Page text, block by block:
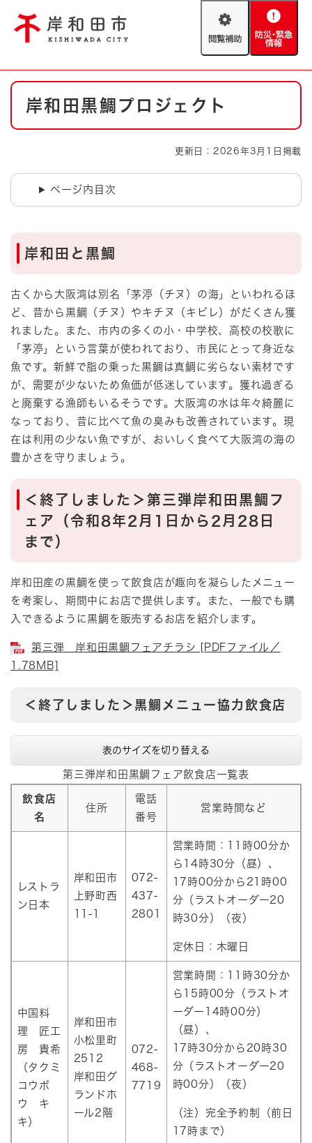
閲
助
防
緊
やさしい日本語
背景色変更 白 黒 青
防災・緊急情報 救急・消防
ハザードマップ AED設置箇所
本
岸和田黒鯛プロジェクト
更新日：2026年3月1日掲載
ページ内目次
岸和田と黒鯛
古くから大阪湾は別名「茅渟（チヌ）の海」といわれるほ
ど、昔から黒鯛（チヌ）やキチヌ（キビレ）がだくさん獲
れました。また、市内の多くの小・中学校、高校の校歌に
「茅渟」という言葉が使われており、市民にとって身近な
魚です。新鮮で脂の乗った黒鯛は真鯛に劣らない素材です
が、需要が少ないため魚価が低迷しています。獲れ過ぎる
と廃棄する漁師もいるそうです。大阪湾の水は年々綺麗に
なっており、昔に比べて魚の臭みも改善されています。現
在は利用の少ない魚ですが、おいしく食べて大阪湾の海の
豊かさを守りましょう。
＜終了しました＞第三弾岸和田黒鯛フ
ェア（令和8年2月1日から2月28日
まで）
岸和田産の黒鯛を使って飲食店が趣向を凝らしたメニュー
を考案し、期間中にお店で提供します。また、一般でも購
入できるように黒鯛を販売するお店を紹介します。
第三弾 岸和田黒鯛フェアチラシ [PDFファイル／
1.78MB]
＜終了しました＞黒鯛メニュー協力飲食店
表のサイズを切り替える
第三弾岸和田黒鯛フェア飲食店一覧表
飲食店
名
住所
電話
番号
営業時間など
レストラ
ン日本
岸和田市
上野町西
11-1
072-
437-
2801
営業時間：11時00分か
ら14時30分（昼）、
17時00分から21時00
分（ラストオーダー20
時30分）（夜）
定休日：木曜日
中国料
理 匠工
房 貴希
（タクミ
コウボ
ウ キ
キ）
岸和田市
小松里町
2512
岸和田グ
ランドホ
ール2階
072-
468-
7719
営業時間：11時30分か
ら15時00分（ラストオ
ーダー14時00分）
（昼）、
17時30分から20時30
分（ラストオーダー20
時00分）（夜）
（注）完全予約制（前日
17時まで）